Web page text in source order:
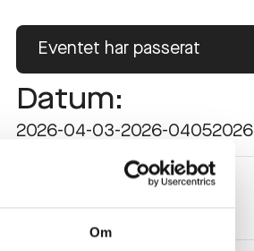
Om
Eventet har passerat
Datum:
2026-04-03-2026-04052026